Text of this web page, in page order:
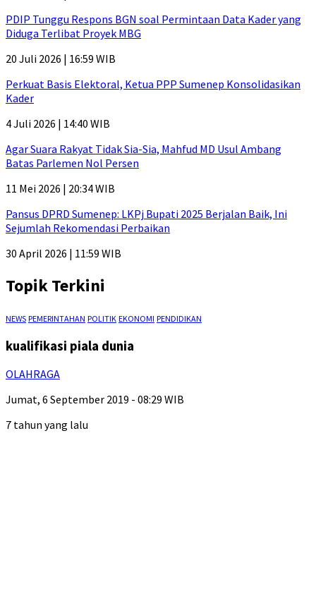
PDIP Tunggu Respons BGN soal Permintaan Data Kader yang
Diduga Terlibat Proyek MBG
20 Juli 2026 | 16:59 WIB
Perkuat Basis Elektoral, Ketua PPP Sumenep Konsolidasikan
Kader
4 Juli 2026 | 14:40 WIB
Agar Suara Rakyat Tidak Sia-Sia, Mahfud MD Usul Ambang
Batas Parlemen Nol Persen
11 Mei 2026 | 20:34 WIB
Pansus DPRD Sumenep: LKPj Bupati 2025 Berjalan Baik, Ini
Sejumlah Rekomendasi Perbaikan
30 April 2026 | 11:59 WIB
Topik Terkini
NEWS PEMERINTAHAN POLITIK EKONOMI PENDIDIKAN
kualifikasi piala dunia
OLAHRAGA
Jumat, 6 September 2019 - 08:29 WIB
7 tahun yang lalu